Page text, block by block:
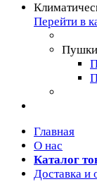
Перейти в
Пушки
Главная
О нас
Каталог
Доставка и